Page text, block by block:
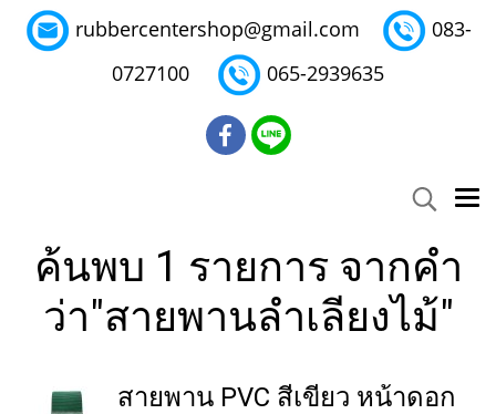
rubbercentershop@gmail.com
083-
0727100
065-2939635
ค้นพบ 1 รายการ จากคำ
ว่า"สายพานลำเลียงไม้"
สายพาน PVC สีเขียว หน้าดอก